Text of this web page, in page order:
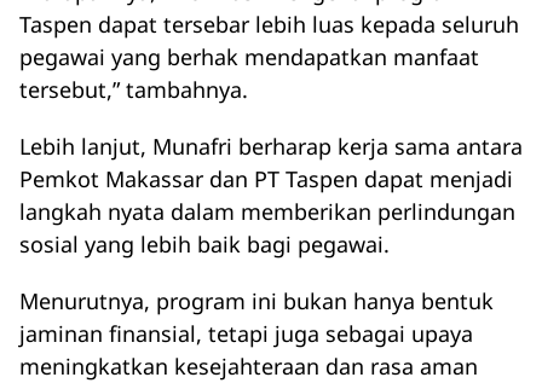
Taspen dapat tersebar lebih luas kepada seluruh
pegawai yang berhak mendapatkan manfaat
tersebut,” tambahnya.
Lebih lanjut, Munafri berharap kerja sama antara
Pemkot Makassar dan PT Taspen dapat menjadi
langkah nyata dalam memberikan perlindungan
sosial yang lebih baik bagi pegawai.
Menurutnya, program ini bukan hanya bentuk
jaminan finansial, tetapi juga sebagai upaya
meningkatkan kesejahteraan dan rasa aman